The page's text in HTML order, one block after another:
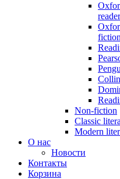
Non-fiction
Classic
Modern
О нас
Новости
Контакты
Корзина